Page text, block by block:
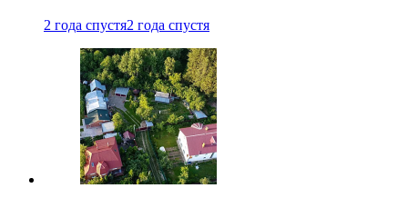
2 года спустя2 года спустя